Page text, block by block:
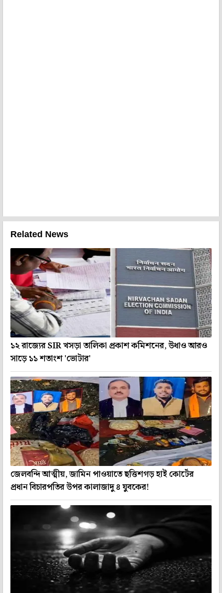
Related News
১২ রাজ্যের SIR খসড়া তালিকা প্রকাশ কমিশনের, উধাও আরও
সাড়ে ১১ শতাংশ 'ভোটার'
জেলবন্দি আত্মীয়, জামিন পাওয়াতে ছত্তিশগড় হাই কোর্টের
প্রধান বিচারপতির উপর কালাজাদু ৪ যুবকের!